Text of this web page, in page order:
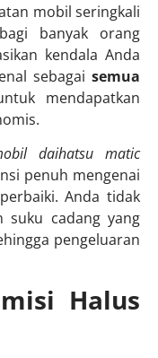
mobil seringkali
banyak orang
kendala Anda
sebagaisemua
mendapatkan
daihatsu matic
penuh mengenai
Anda tidak
suku cadang yang
pengeluaran
Halus